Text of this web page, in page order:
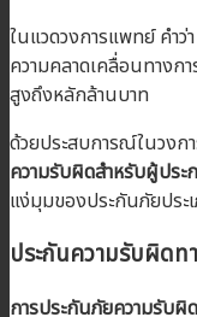
ในแวดวงการแพทย์ คำว่
ความคลาดเคลื่อนทาง
สูงถึงหลักล้านบาท
ด้วยประสบการณ์ในวงก
ความรับผิดสำหรับผู้ประ
แง่มุมของประกันภัยประ
ประกันความรับผิดท
การประกันภัยความรับ